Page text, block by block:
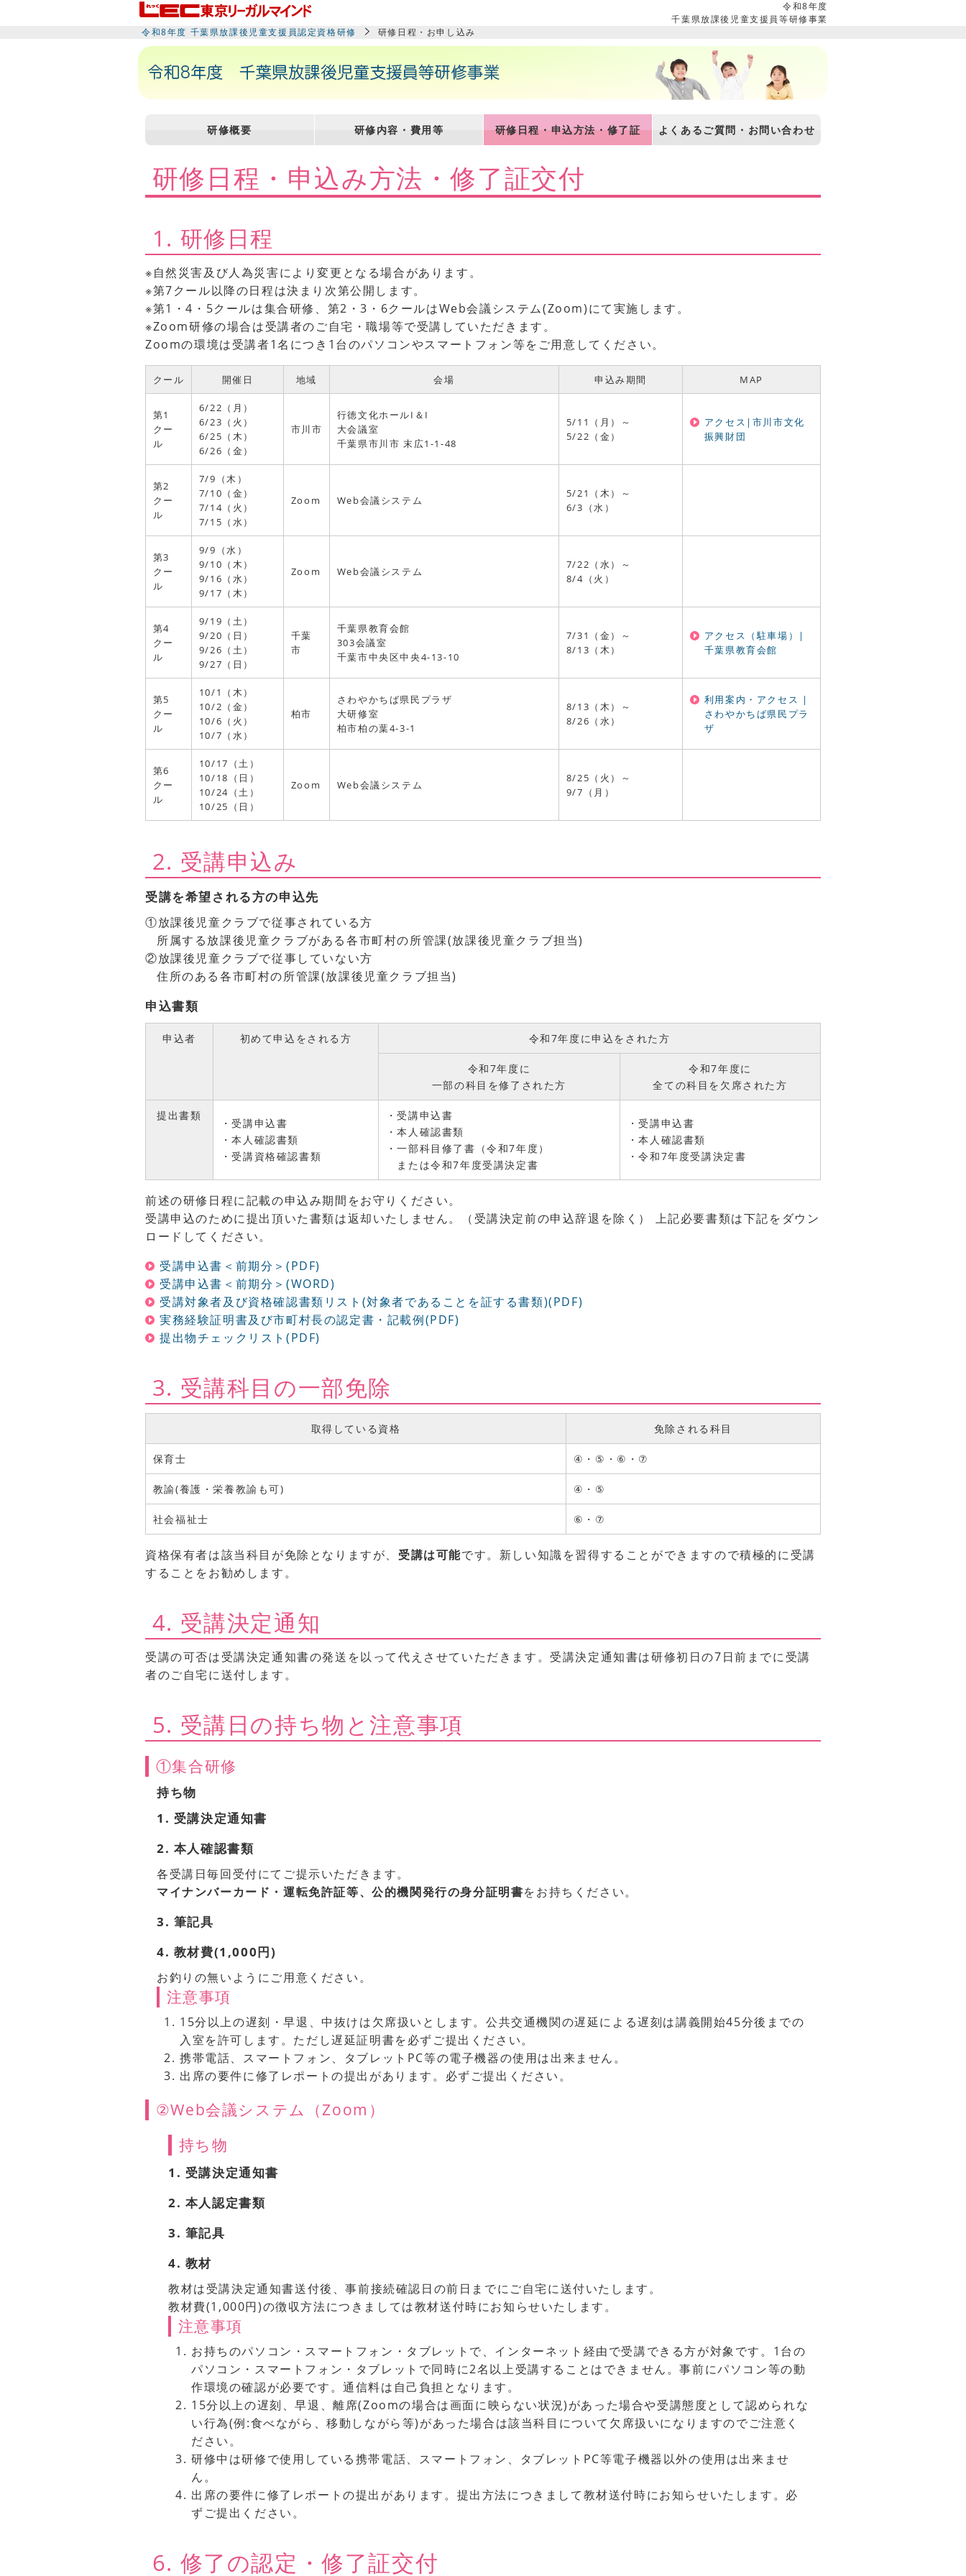
令和8年度
千葉県放課後児童支援員等研修事業
令和8年度 千葉県放課後児童支援員認定資格研修
研修日程・お申し込み
研修概要 研修内容・費用等 研修日程・申込方法・修了証 よくあるご質問・お問い合わせ
研修日程・申込み方法・修了証交付
1. 研修日程
※自然災害及び人為災害により変更となる場合があります。
※第7クール以降の日程は決まり次第公開します。
※第1・4・5クールは集合研修、第2・3・6クールはWeb会議システム(Zoom)にて実施します。
※Zoom研修の場合は受講者のご自宅・職場等で受講していただきます。
Zoomの環境は受講者1名につき1台のパソコンやスマートフォン等をご用意してください。
クール 開催日 地域 会場 申込み期間 MAP
第1
クー
ル
6/22（月）
6/23（火）
6/25（木）
6/26（金）
市川市
行徳文化ホールI＆I
大会議室
千葉県市川市 末広1-1-48
5/11（月）～
5/22（金）
アクセス|市川市文化
振興財団
第2
クー
ル
7/9（木）
7/10（金）
7/14（火）
7/15（水）
Zoom Web会議システム
5/21（木）～
6/3（水）
第3
クー
ル
9/9（水）
9/10（木）
9/16（水）
9/17（木）
Zoom Web会議システム
7/22（水）～
8/4（火）
第4
クー
ル
9/19（土）
9/20（日）
9/26（土）
9/27（日）
千葉
市
千葉県教育会館
303会議室
千葉市中央区中央4-13-10
7/31（金）～
8/13（木）
アクセス（駐車場）|
千葉県教育会館
第5
クー
ル
10/1（木）
10/2（金）
10/6（火）
10/7（水）
柏市
さわやかちば県民プラザ
大研修室
柏市柏の葉4-3-1
8/13（木）～
8/26（水）
利用案内・アクセス |
さわやかちば県民プラ
ザ
第6
クー
ル
10/17（土）
10/18（日）
10/24（土）
10/25（日）
Zoom Web会議システム
8/25（火）～
9/7（月）
2. 受講申込み
受講を希望される方の申込先
①放課後児童クラブで従事されている方
所属する放課後児童クラブがある各市町村の所管課(放課後児童クラブ担当)
②放課後児童クラブで従事していない方
住所のある各市町村の所管課(放課後児童クラブ担当)
申込書類
申込者 初めて申込をされる方 令和7年度に申込をされた方
令和7年度に
一部の科目を修了された方
令和7年度に
全ての科目を欠席された方
提出書類
・受講申込書
・本人確認書類
・受講資格確認書類
・受講申込書
・本人確認書類
・一部科目修了書（令和7年度）
または令和7年度受講決定書
・受講申込書
・本人確認書類
・令和7年度受講決定書
前述の研修日程に記載の申込み期間をお守りください。
受講申込のために提出頂いた書類は返却いたしません。（受講決定前の申込辞退を除く） 上記必要書類は下記をダウン
ロードしてください。
受講申込書＜前期分＞(PDF)
受講申込書＜前期分＞(WORD)
受講対象者及び資格確認書類リスト(対象者であることを証する書類)(PDF)
実務経験証明書及び市町村長の認定書・記載例(PDF)
提出物チェックリスト(PDF)
3. 受講科目の一部免除
取得している資格 免除される科目
保育士 ④・⑤・⑥・⑦
教諭(養護・栄養教諭も可) ④・⑤
社会福祉士 ⑥・⑦
資格保有者は該当科目が免除となりますが、 受講は可能です。新しい知識を習得することができますので積極的に受講
することをお勧めします。
4. 受講決定通知
受講の可否は受講決定通知書の発送を以って代えさせていただきます。受講決定通知書は研修初日の7日前までに受講
者のご自宅に送付します。
5. 受講日の持ち物と注意事項
①集合研修
持ち物
1. 受講決定通知書
2. 本人確認書類
各受講日毎回受付にてご提示いただきます。
マイナンバーカード・運転免許証等、公的機関発行の身分証明書をお持ちください。
3. 筆記具
4. 教材費(1,000円)
お釣りの無いようにご用意ください。
注意事項
15分以上の遅刻・早退、中抜けは欠席扱いとします。公共交通機関の遅延による遅刻は講義開始45分後までの
入室を許可します。ただし遅延証明書を必ずご提出ください。
携帯電話、スマートフォン、タブレットPC等の電子機器の使用は出来ません。
出席の要件に修了レポートの提出があります。必ずご提出ください。
②Web会議システム（Zoom）
持ち物
1. 受講決定通知書
2. 本人認定書類
3. 筆記具
4. 教材
教材は受講決定通知書送付後、事前接続確認日の前日までにご自宅に送付いたします。
教材費(1,000円)の徴収方法につきましては教材送付時にお知らせいたします。
注意事項
お持ちのパソコン・スマートフォン・タブレットで、インターネット経由で受講できる方が対象です。1台の
パソコン・スマートフォン・タブレットで同時に2名以上受講することはできません。事前にパソコン等の動
作環境の確認が必要です。通信料は自己負担となります。
15分以上の遅刻、早退、離席(Zoomの場合は画面に映らない状況)があった場合や受講態度として認められな
い行為(例:食べながら、移動しながら等)があった場合は該当科目について欠席扱いになりますのでご注意く
ださい。
研修中は研修で使用している携帯電話、スマートフォン、タブレットPC等電子機器以外の使用は出来ませ
ん。
出席の要件に修了レポートの提出があります。提出方法につきまして教材送付時にお知らせいたします。必
ずご提出ください。
6. 修了の認定・修了証交付